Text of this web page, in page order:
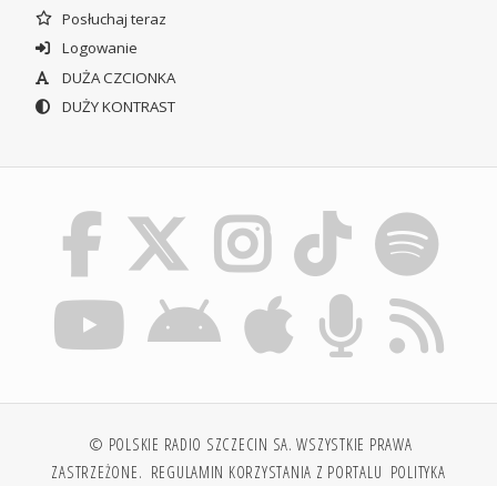
Posłuchaj teraz
Logowanie
DUŻA CZCIONKA
DUŻY KONTRAST
© POLSKIE RADIO SZCZECIN SA. WSZYSTKIE PRAWA
ZASTRZEŻONE. REGULAMIN KORZYSTANIA Z PORTALU POLITYKA